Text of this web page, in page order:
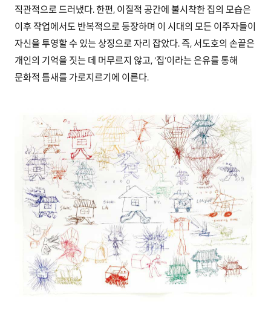
직관적으로 드러냈다. 한편, 이질적 공간에 불시착한 집의 모습은
이후 작업에서도 반복적으로 등장하며 이 시대의 모든 이주자들이
자신을 투영할 수 있는 상징으로 자리 잡았다. 즉, 서도호의 손끝은
개인의 기억을 짓는 데 머무르지 않고, ‘집’이라는 은유를 통해
문화적 틈새를 가로지르기에 이른다.